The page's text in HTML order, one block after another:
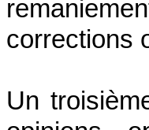
corrections
Un